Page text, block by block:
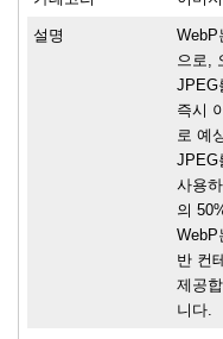
설명
WebP
으로,
JPEG
즉시
로 예
JPEG
사용
의
WebP
반 컨
제공
니다.